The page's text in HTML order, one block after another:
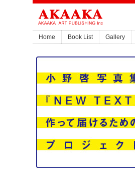
Home Book List Gallery